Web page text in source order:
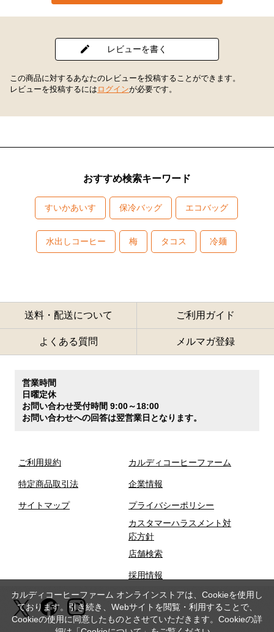
レビューを書く
この商品に対するあなたのレビューを投稿することができます。
レビューを投稿するには ログインが必要です。
おすすめ検索キーワード
すいかあいす 保冷バッグ エコバッグ
水出しコーヒー 梅 タコス 冷麺
送料・配送について ご利用ガイド
よくある質問 メルマガ登録
営業時間
日曜定休
お問い合わせ受付時間 9:00～18:00
お問い合わせへの回答は翌営業日となります。
ご利用規約
特定商品取引法
サイトマップ
カルディコーヒーファーム
企業情報
プライバシーポリシー
カスタマーハラスメント対
応方針
店舗検索
採用情報
カルディコーヒーファーム オンラインストアは、Cookieを使用し
ております。引き続き、Webサイトを閲覧・利用することで、
Cookieの使用に同意したものとさせていただきます。Cookieの詳